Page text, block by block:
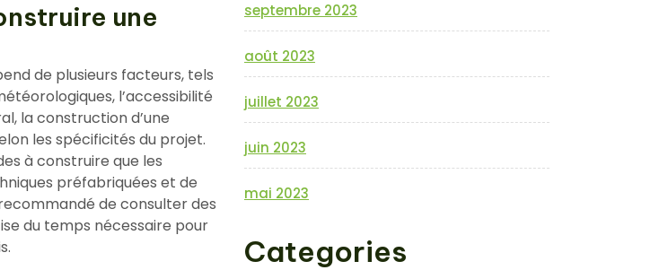
une
de plusieurs facteurs, tels
l’accessibilité
la construction d’une
les spécificités du projet.
à construire que les
préfabriquées et de
de consulter des
du temps nécessaire pour
septembre 2023
août 2023
juillet 2023
juin 2023
mai 2023
Categories